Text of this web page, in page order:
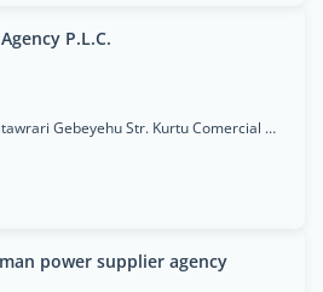
P.L.C.
Habtegiorgis Bridge, Fitawrari Gebeyehu Str. Kurtu Comercial Center 5th Flr. Off. No. 506
power supplier agency